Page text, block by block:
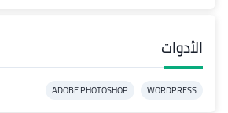
الأدوات
WORDPRESS
ADOBE PHOTOSHOP